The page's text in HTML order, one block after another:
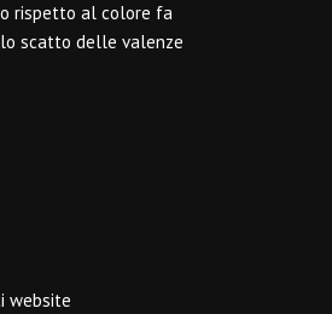
rispetto al colore fa
scatto delle valenze
website